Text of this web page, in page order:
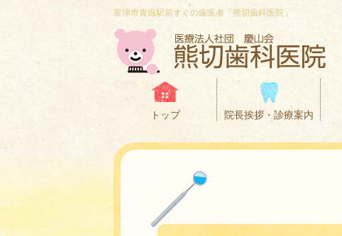
富津市青堀駅前すぐの歯医者「熊切歯科医院」
トップ 院長挨拶・診療案内